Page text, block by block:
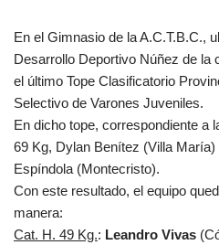
En el Gimnasio de la A.C.T.B.C.,
Desarrollo Deportivo Núñez de la
el último Tope Clasificatorio
Selectivo de Varones Juveniles.
En dicho tope, correspondiente a
69 Kg, Dylan Benítez (Villa
Espíndola (Montecristo).
Con este resultado, el equipo
manera:
Cat. H. 49 Kg.: Leandro Vivas